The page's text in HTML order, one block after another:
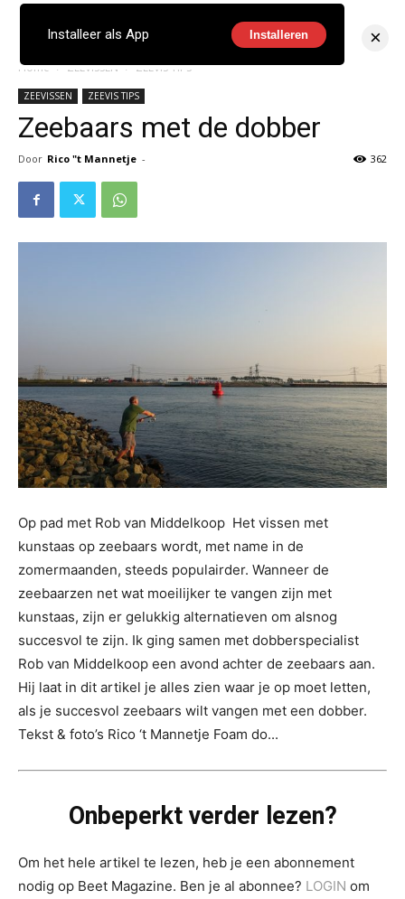
Home ZEEVISSEN ZEEVIS TIPS
ZEEVISSEN ZEEVIS TIPS
Zeebaars met de dobber
Door Rico "t Mannetje - 362
Op pad met Rob van Middelkoop Het vissen met
kunstaas op zeebaars wordt, met name in de
zomermaanden, steeds populairder. Wanneer de
zeebaarzen net wat moeilijker te vangen zijn met
kunstaas, zijn er gelukkig alternatieven om alsnog
succesvol te zijn. Ik ging samen met dobberspecialist
Rob van Middelkoop een avond achter de zeebaars aan.
Hij laat in dit artikel je alles zien waar je op moet letten,
als je succesvol zeebaars wilt vangen met een dobber.
Tekst & foto’s Rico ‘t Mannetje Foam do...
Onbeperkt verder lezen?
Om het hele artikel te lezen, heb je een abonnement
nodig op Beet Magazine. Ben je al abonnee? LOGIN om
Installeer als App Installeren ×